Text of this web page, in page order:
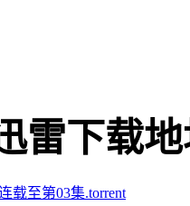
雷下载地
载至第03集.torrent